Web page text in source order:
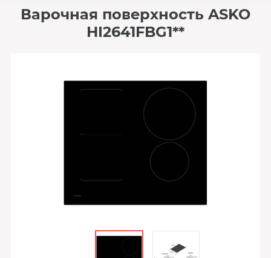
Варочная поверхность ASKO
HI2641FBG1**